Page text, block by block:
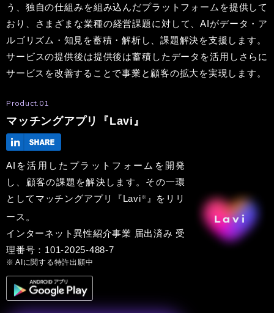
う、独自の仕組みを組み込んだプラットフォームを提供して
おり、さまざまな業種の経営課題に対して、AIがデータ・ア
ルゴリズム・知見を蓄積・解析し、課題解決を支援します。
サービスの提供後は提供後は蓄積したデータを活用しさらに
サービスを改善することで事業と顧客の拡大を実現します。
Product.01
マッチングアプリ『Lavi』
AIを活用したプラットフォームを開発
し、顧客の課題を解決します。その一環
としてマッチングアプリ『Lavi ※
』をリリ
ース。
インターネット異性紹介事業 届出済み 受
理番号：101-2025-488-7
AIに関する特許出願中